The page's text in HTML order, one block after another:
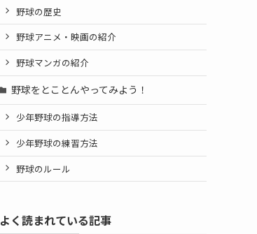
野球の歴史
野球アニメ・映画の紹介
野球マンガの紹介
野球をとことんやってみよう！
少年野球の指導方法
少年野球の練習方法
野球のルール
よく読まれている記事